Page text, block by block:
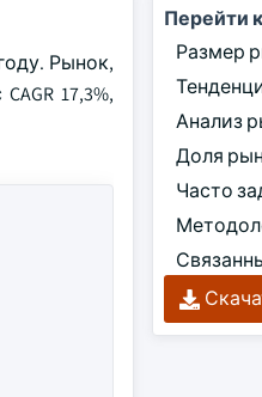
Рынок,
17,3%,
Перейти
Размер
Анализ
Доля
Часто